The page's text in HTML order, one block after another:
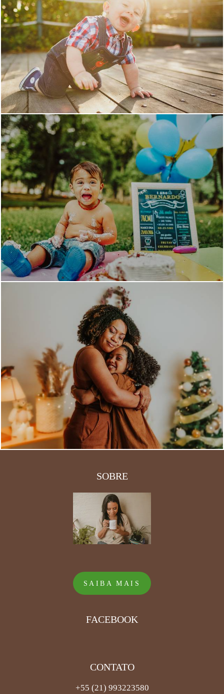
5663 0
1222 0
1032 2
SOBRE
SAIBA MAIS
FACEBOOK
CONTATO
+55 (21) 993223580